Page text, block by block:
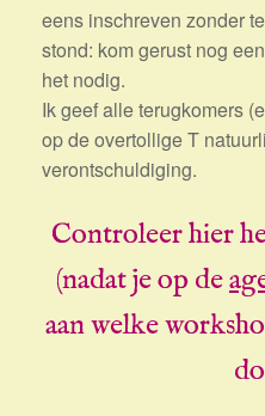
eens inschreven zonder
stond: kom gerust nog
het nodig.
Ik geef alle terugkomers
op de overtollige T
verontschuldiging.
Controleer hier
(nadat je op de
aan welke